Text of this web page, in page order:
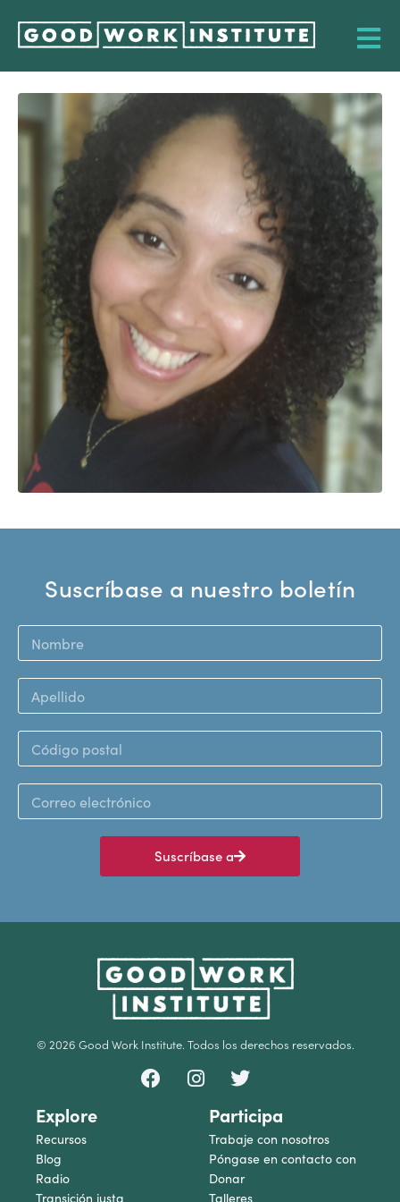
Suscríbase a nuestro boletín
Suscríbase a
© 2026 Good Work Institute. Todos los derechos reservados.
Explore
Recursos
Blog
Radio
Transición justa
Participa
Trabaje con nosotros
Póngase en contacto con
Donar
Talleres